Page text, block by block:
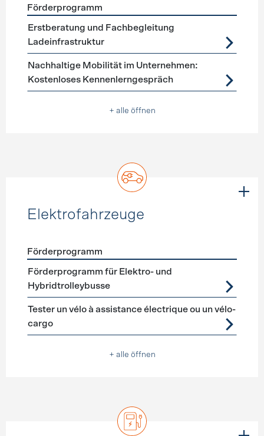
Förderprogramme Mobilitätsberatung
Förderprogramm
Erstberatung und Fachbegleitung
Ladeinfrastruktur
Nachhaltige Mobilität im Unternehmen:
Kostenloses Kennenlerngespräch
+ alle öffnen
Elektrofahrzeuge
Förderprogramme Elektrofahrzeuge
Förderprogramm
Förderprogramm für Elektro- und
Hybridtrolleybusse
Tester un vélo à assistance électrique ou un vélo-
cargo
+ alle öffnen